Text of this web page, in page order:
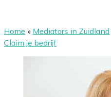
Home » Mediators in Zuidland
Claim je bedrijf